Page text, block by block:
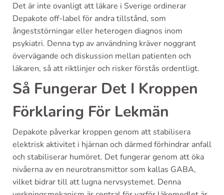
Det är inte ovanligt att läkare i Sverige ordinerar
Depakote off-label för andra tillstånd, som
ångeststörningar eller heterogen diagnos inom
psykiatri. Denna typ av användning kräver noggrant
övervägande och diskussion mellan patienten och
läkaren, så att riktlinjer och risker förstås ordentligt.
Så Fungerar Det I Kroppen
Förklaring För Lekmän
Depakote påverkar kroppen genom att stabilisera
elektrisk aktivitet i hjärnan och därmed förhindrar anfall
och stabiliserar humöret. Det fungerar genom att öka
nivåerna av en neurotransmittor som kallas GABA,
vilket bidrar till att lugna nervsystemet. Denna